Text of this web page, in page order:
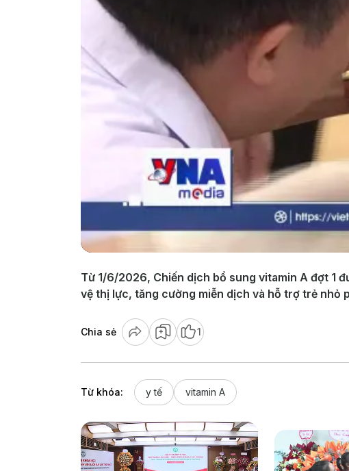
Từ 1/6/2026, Chiến dịch bổ sung vitamin A đợt 1
vệ thị lực, tăng cường miễn dịch và hỗ trợ trẻ nhỏ
Chia sẻ 1
Từ khóa: y tế vitamin A